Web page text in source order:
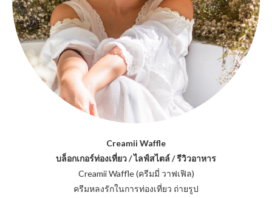
Creamii Waffle
บล็อกเกอร์ท่องเที่ยว / ไลฟ์สไตล์ / รีวิวอาหาร
Creamii Waffle (ครีมมี่ วาฟเฟิล)
ครีมหลงรักในการท่องเที่ยว ถ่ายรูป